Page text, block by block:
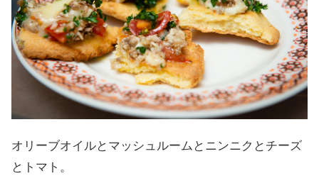
オリーブオイルとマッシュルームとニンニクとチーズ
とトマト。